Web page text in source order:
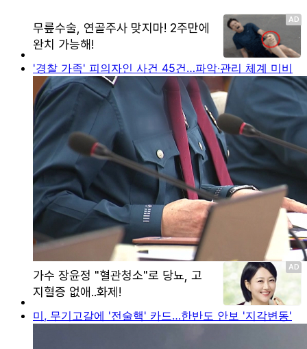
'경찰 가족' 피의자인 사건 45건…파악·관리 체계 미비
미, 무기고갈에 '전술핵' 카드…한반도 안보 '지각변동'